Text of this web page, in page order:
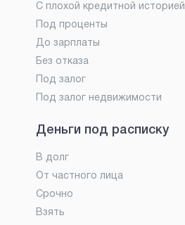
С плохой кредитной историей
Под проценты
До зарплаты
Без отказа
Под залог
Под залог недвижимости
Деньги под расписку
В долг
От частного лица
Срочно
Взять